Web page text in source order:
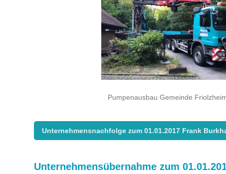
Pumpenausbau Gemeinde
Unternehmensnachfolge zum 01.01.2017 Frank
Unternehmensübernahme zum